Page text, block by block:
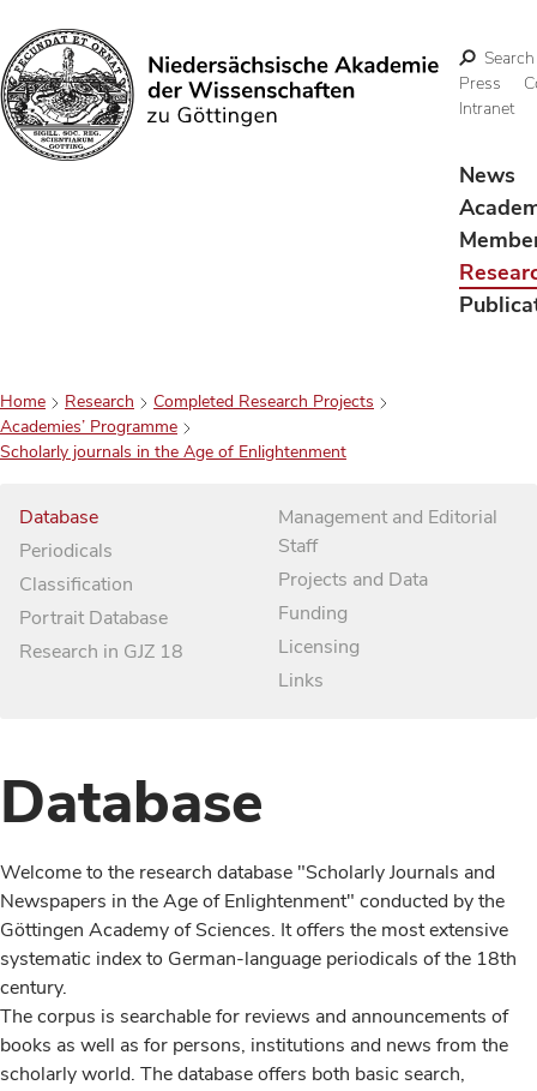
Search
Search
Press
Intranet
News
Home Research
Completed Research Projects
Academies’ Programme
Scholarly journals in the Age of Enlightenment
Database
Periodicals
Classification
Portrait Database
Research in GJZ 18
Management and Editorial
Staff
Projects and Data
Funding
Licensing
Links
Database
Welcome to the research database "Scholarly Journals and
Newspapers in the Age of Enlightenment" conducted by the
Göttingen Academy of Sciences. It offers the most extensive
systematic index to German-language periodicals of the 18th
century.
The corpus is searchable for reviews and announcements of
books as well as for persons, institutions and news from the
scholarly world. The database offers both basic search,